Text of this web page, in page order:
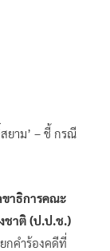
ยาม’ – ชี้ กรณี
ขาธิการคณะ
ชาติ (ป.ป.ช.)
กคำร้องคดีที่